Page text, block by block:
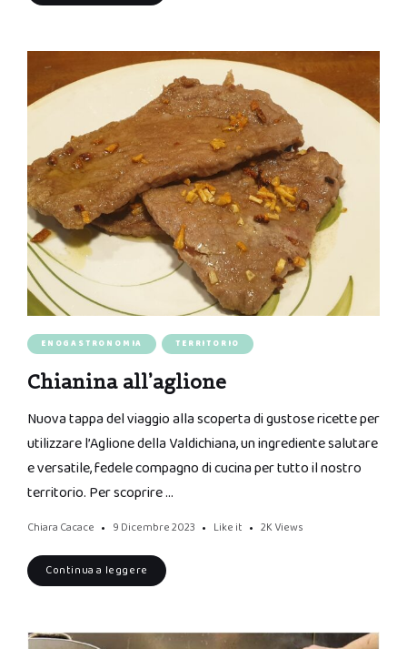
ENOGASTRONOMIA TERRITORIO
Chianina all’aglione
Nuova tappa del viaggio alla scoperta di gustose ricette per
utilizzare l’Aglione della Valdichiana, un ingrediente salutare
e versatile, fedele compagno di cucina per tutto il nostro
territorio. Per scoprire …
Chiara Cacace 9 Dicembre 2023 Like it 2K Views
Continua a leggere